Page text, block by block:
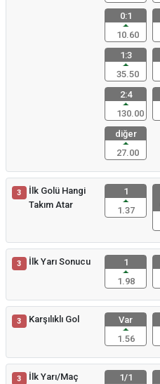
0:1
10.60
1:3
35.50
2:4
130.00
diğer
27.00
3
İlk Golü Hangi
Takım Atar
1
1.37
3 İlk Yarı Sonucu
1
1.98
3 Karşılıklı Gol
Var
1.56
3
İlk Yarı/Maç
1/1